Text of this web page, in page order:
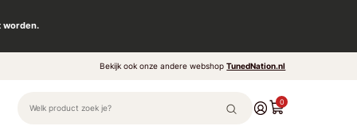
worden.
Bekijk ook onze andere webshopTunedNation.nl
0